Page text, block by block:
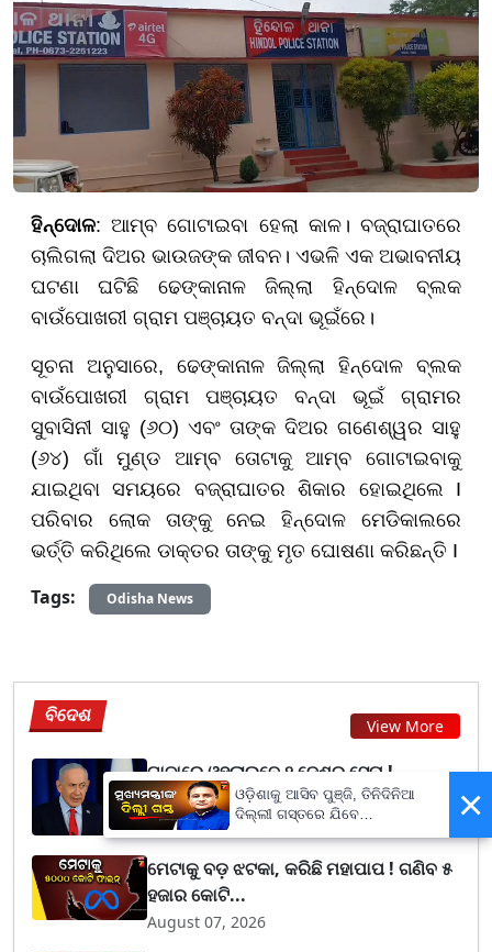
ହିନ୍ଦୋଳ: ଆମ୍ବ ଗୋଟାଇବା ହେଲା କାଳ। ବଜ୍ରାଘାତରେ
ଚାଲିଗଲା ଦିଅର ଭାଉଜଙ୍କ ଜୀବନ। ଏଭଳି ଏକ ଅଭାବନୀୟ
ଘଟଣା ଘଟିଛି ଢେଙ୍କାନାଳ ଜିଲ୍ଲା ହିନ୍ଦୋଳ ବ୍ଲକ
ବାଉଁପୋଖରୀ ଗ୍ରାମ ପଞ୍ଚାୟତ ବନ୍ଦା ଭୂଇଁରେ।
ସୂଚନା ଅନୁସାରେ, ଢେଙ୍କାନାଳ ଜିଲ୍ଲା ହିନ୍ଦୋଳ ବ୍ଲକ
ବାଉଁପୋଖରୀ ଗ୍ରାମ ପଞ୍ଚାୟତ ବନ୍ଦା ଭୂଇଁ ଗ୍ରାମର
ସୁବାସିନୀ ସାହୁ (୬୦) ଏବଂ ତାଙ୍କ ଦିଅର ଗଣେଶ୍ୱର ସାହୁ
(୬୪) ଗାଁ ମୁଣ୍ଡ ଆମ୍ବ ତୋଟାକୁ ଆମ୍ବ ଗୋଟାଇବାକୁ
ଯାଇଥିବା ସମୟରେ ବଜ୍ରାଘାତର ଶିକାର ହୋଇଥିଲେ I
ପରିବାର ଲୋକ ତାଙ୍କୁ ନେଇ ହିନ୍ଦୋଳ ମେଡିକାଲରେ
ଭର୍ତ୍ତି କରିଥିଲେ ଡାକ୍ତର ତାଙ୍କୁ ମୃତ ଘୋଷଣା କରିଛନ୍ତି I
Tags: Odisha News
ବିଦେଶ View More
ଗାଜାରେ ଓହ୍ଲାଇବେ ୨ ଦେଶର ସେନା !
ଟେନସନରେ ଇସ୍ରାଏଲ
August 07, 2026
ମେଟାକୁ ବଡ଼ ଝଟକା, କରିଛି ମହାପାପ ! ଗଣିବ ୫
ହଜାର କୋଟି...
August 07, 2026
×
ଓଡ଼ିଶାକୁ ଆସିବ ପୁଞ୍ଜି, ତିନିଦିନିଆ
ଦିଲ୍ଲୀ ଗସ୍ତରେ ଯିବେ
ମୁଖ୍ୟମନ୍ତ୍ରୀ ମୋହନ ମାଝୀ